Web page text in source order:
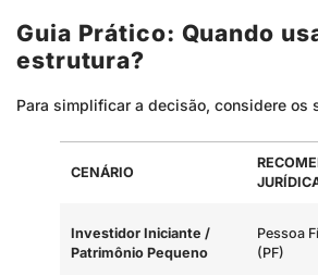
Guia Prático: Quando
estrutura?
Para simplificar a decisão, considere os
CENÁRIO
Investidor Iniciante /
Patrimônio Pequeno
Pessoa
(PF)